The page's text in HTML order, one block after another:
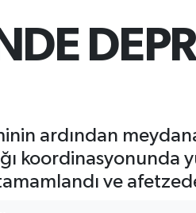
ardından
koordinasyonunda
ve